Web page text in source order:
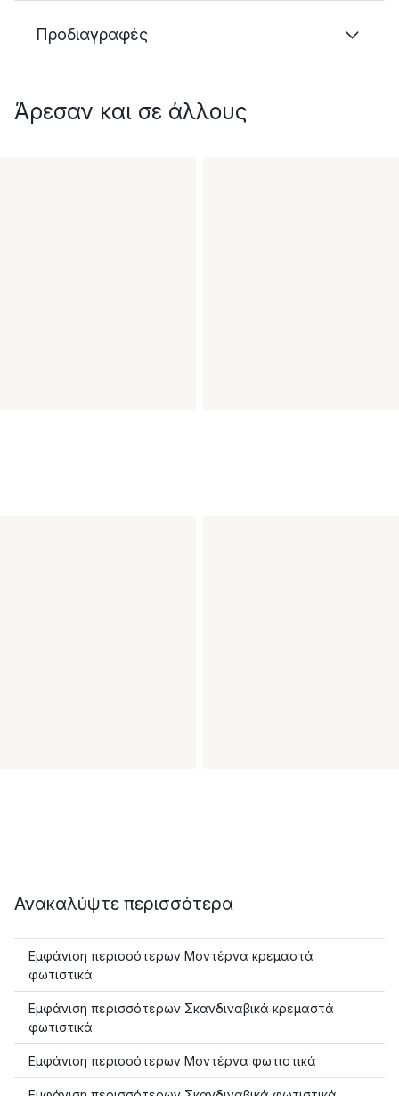
Προδιαγραφές
Άρεσαν και σε άλλους
Ανακαλύψτε περισσότερα
Εμφάνιση περισσότερων Μοντέρνα κρεμαστά
φωτιστικά
Εμφάνιση περισσότερων Σκανδιναβικά κρεμαστά
φωτιστικά
Εμφάνιση περισσότερων Μοντέρνα φωτιστικά